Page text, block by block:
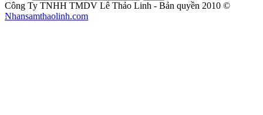
Công Ty TNHH TMDV Lê Thảo Linh - Bản quyền 2010 ©
Nhansamthaolinh.com